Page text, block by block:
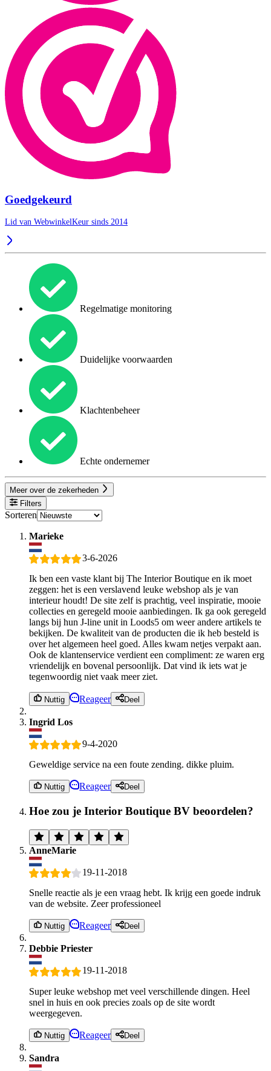
Goedgekeurd
Lid van WebwinkelKeur sinds 2014
Regelmatige monitoring
Duidelijke voorwaarden
Klachtenbeheer
Echte ondernemer
Meer over de zekerheden
Filters
Sorteren
Marieke
3-6-2026
Ik ben een vaste klant bij The Interior Boutique en ik moet
zeggen: het is een verslavend leuke webshop als je van
interieur houdt! De site zelf is prachtig, veel inspiratie, mooie
collecties en geregeld mooie aanbiedingen. Ik ga ook geregeld
langs bij hun J-line unit in Loods5 om weer andere artikels te
bekijken. De kwaliteit van de producten die ik heb besteld is
over het algemeen heel goed. Alles kwam netjes verpakt aan.
Ook de klantenservice verdient een compliment: ze waren erg
vriendelijk en bovenal persoonlijk. Dat vind ik iets wat je
tegenwoordig niet vaak meer ziet.
Nuttig Reageer Deel
Ingrid Los
9-4-2020
Geweldige service na een foute zending. dikke pluim.
Nuttig Reageer Deel
Hoe zou je Interior Boutique BV beoordelen?
AnneMarie
19-11-2018
Snelle reactie als je een vraag hebt. Ik krijg een goede indruk
van de website. Zeer professioneel
Nuttig Reageer Deel
Debbie Priester
19-11-2018
Super leuke webshop met veel verschillende dingen. Heel
snel in huis en ook precies zoals op de site wordt
weergegeven.
Nuttig Reageer Deel
Sandra